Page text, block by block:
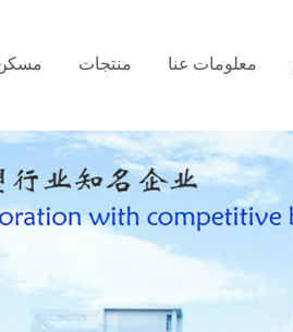
منتجات معلومات عنا